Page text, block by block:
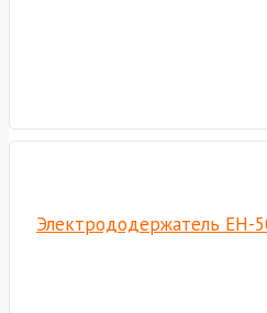
Электрододержатель EH-